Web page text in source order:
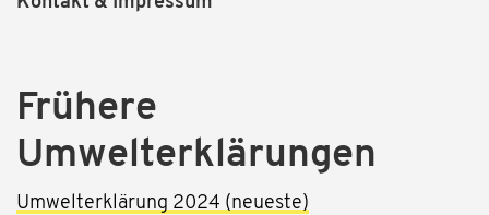
Frühere
Umwelterklärungen
Umwelterklärung 2024 (neueste)